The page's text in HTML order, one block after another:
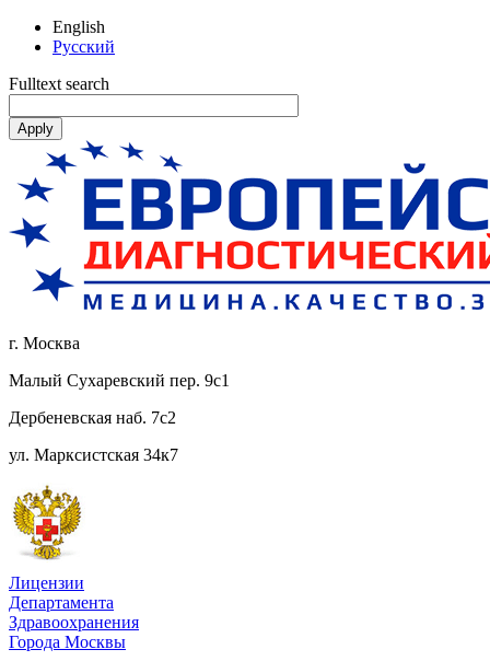
English
Русский
Fulltext search
г. Москва
Малый Сухаревский пер. 9с1
Дербеневская наб. 7с2
ул. Марксистская 34к7
Лицензии
Департамента
Здравоохранения
Города Москвы